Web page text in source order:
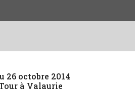
26 octobre 2014
à Valaurie